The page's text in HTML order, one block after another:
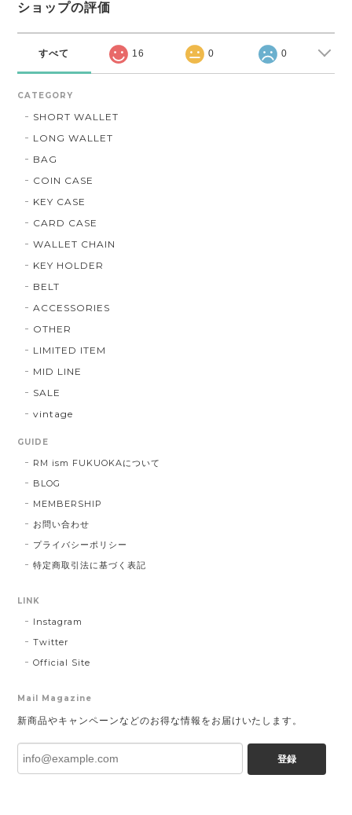
ショップの評価
すべて 16 0 0
CATEGORY
SHORT WALLET
LONG WALLET
BAG
COIN CASE
KEY CASE
CARD CASE
WALLET CHAIN
KEY HOLDER
BELT
ACCESSORIES
OTHER
LIMITED ITEM
MID LINE
SALE
vintage
GUIDE
RM ism FUKUOKAについて
BLOG
MEMBERSHIP
お問い合わせ
プライバシーポリシー
特定商取引法に基づく表記
LINK
Instagram
Twitter
Official Site
Mail Magazine
新商品やキャンペーンなどのお得な情報をお届けいたします。
登録